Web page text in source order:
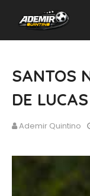
SANTOS
DE
Ademir Quintino